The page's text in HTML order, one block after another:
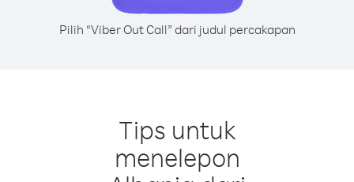
Pilih “Viber Out Call” dari judul percakapan
Tips untuk
menelepon